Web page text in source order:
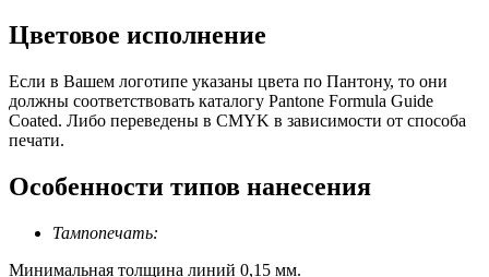
Цветовое исполнение
Если в Вашем логотипе указаны цвета по Пантону, то они
должны соответствовать каталогу Pantone Formula Guide
Coated. Либо переведены в CMYK в зависимости от способа
печати.
Особенности типов нанесения
Тампопечать:
Минимальная толщина линий 0,15 мм.